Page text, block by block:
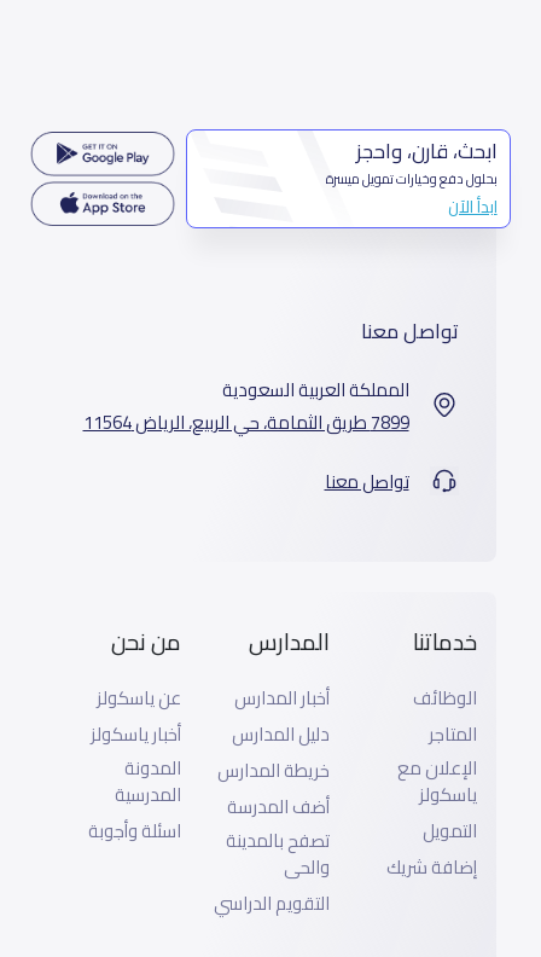
ابحث، قارن، واحجز
بحلول دفع وخيارات تمويل ميسرة
ابدأ الآن
تواصل معنا
المملكة العربية السعودية
7899 طريق الثمامة، حي الربيع، الرياض 11564
تواصل معنا
خدماتنا
الوظائف
المتاجر
الإعلان مع
ياسكولز
التمويل
إضافة شريك
المدارس
أخبار المدارس
دليل المدارس
خريطة المدارس
أضف المدرسة
تصفح بالمدينة
والحى
التقويم الدراسي
من نحن
عن ياسكولز
أخبار ياسكولز
المدونة
المدرسية
اسئلة وأجوبة